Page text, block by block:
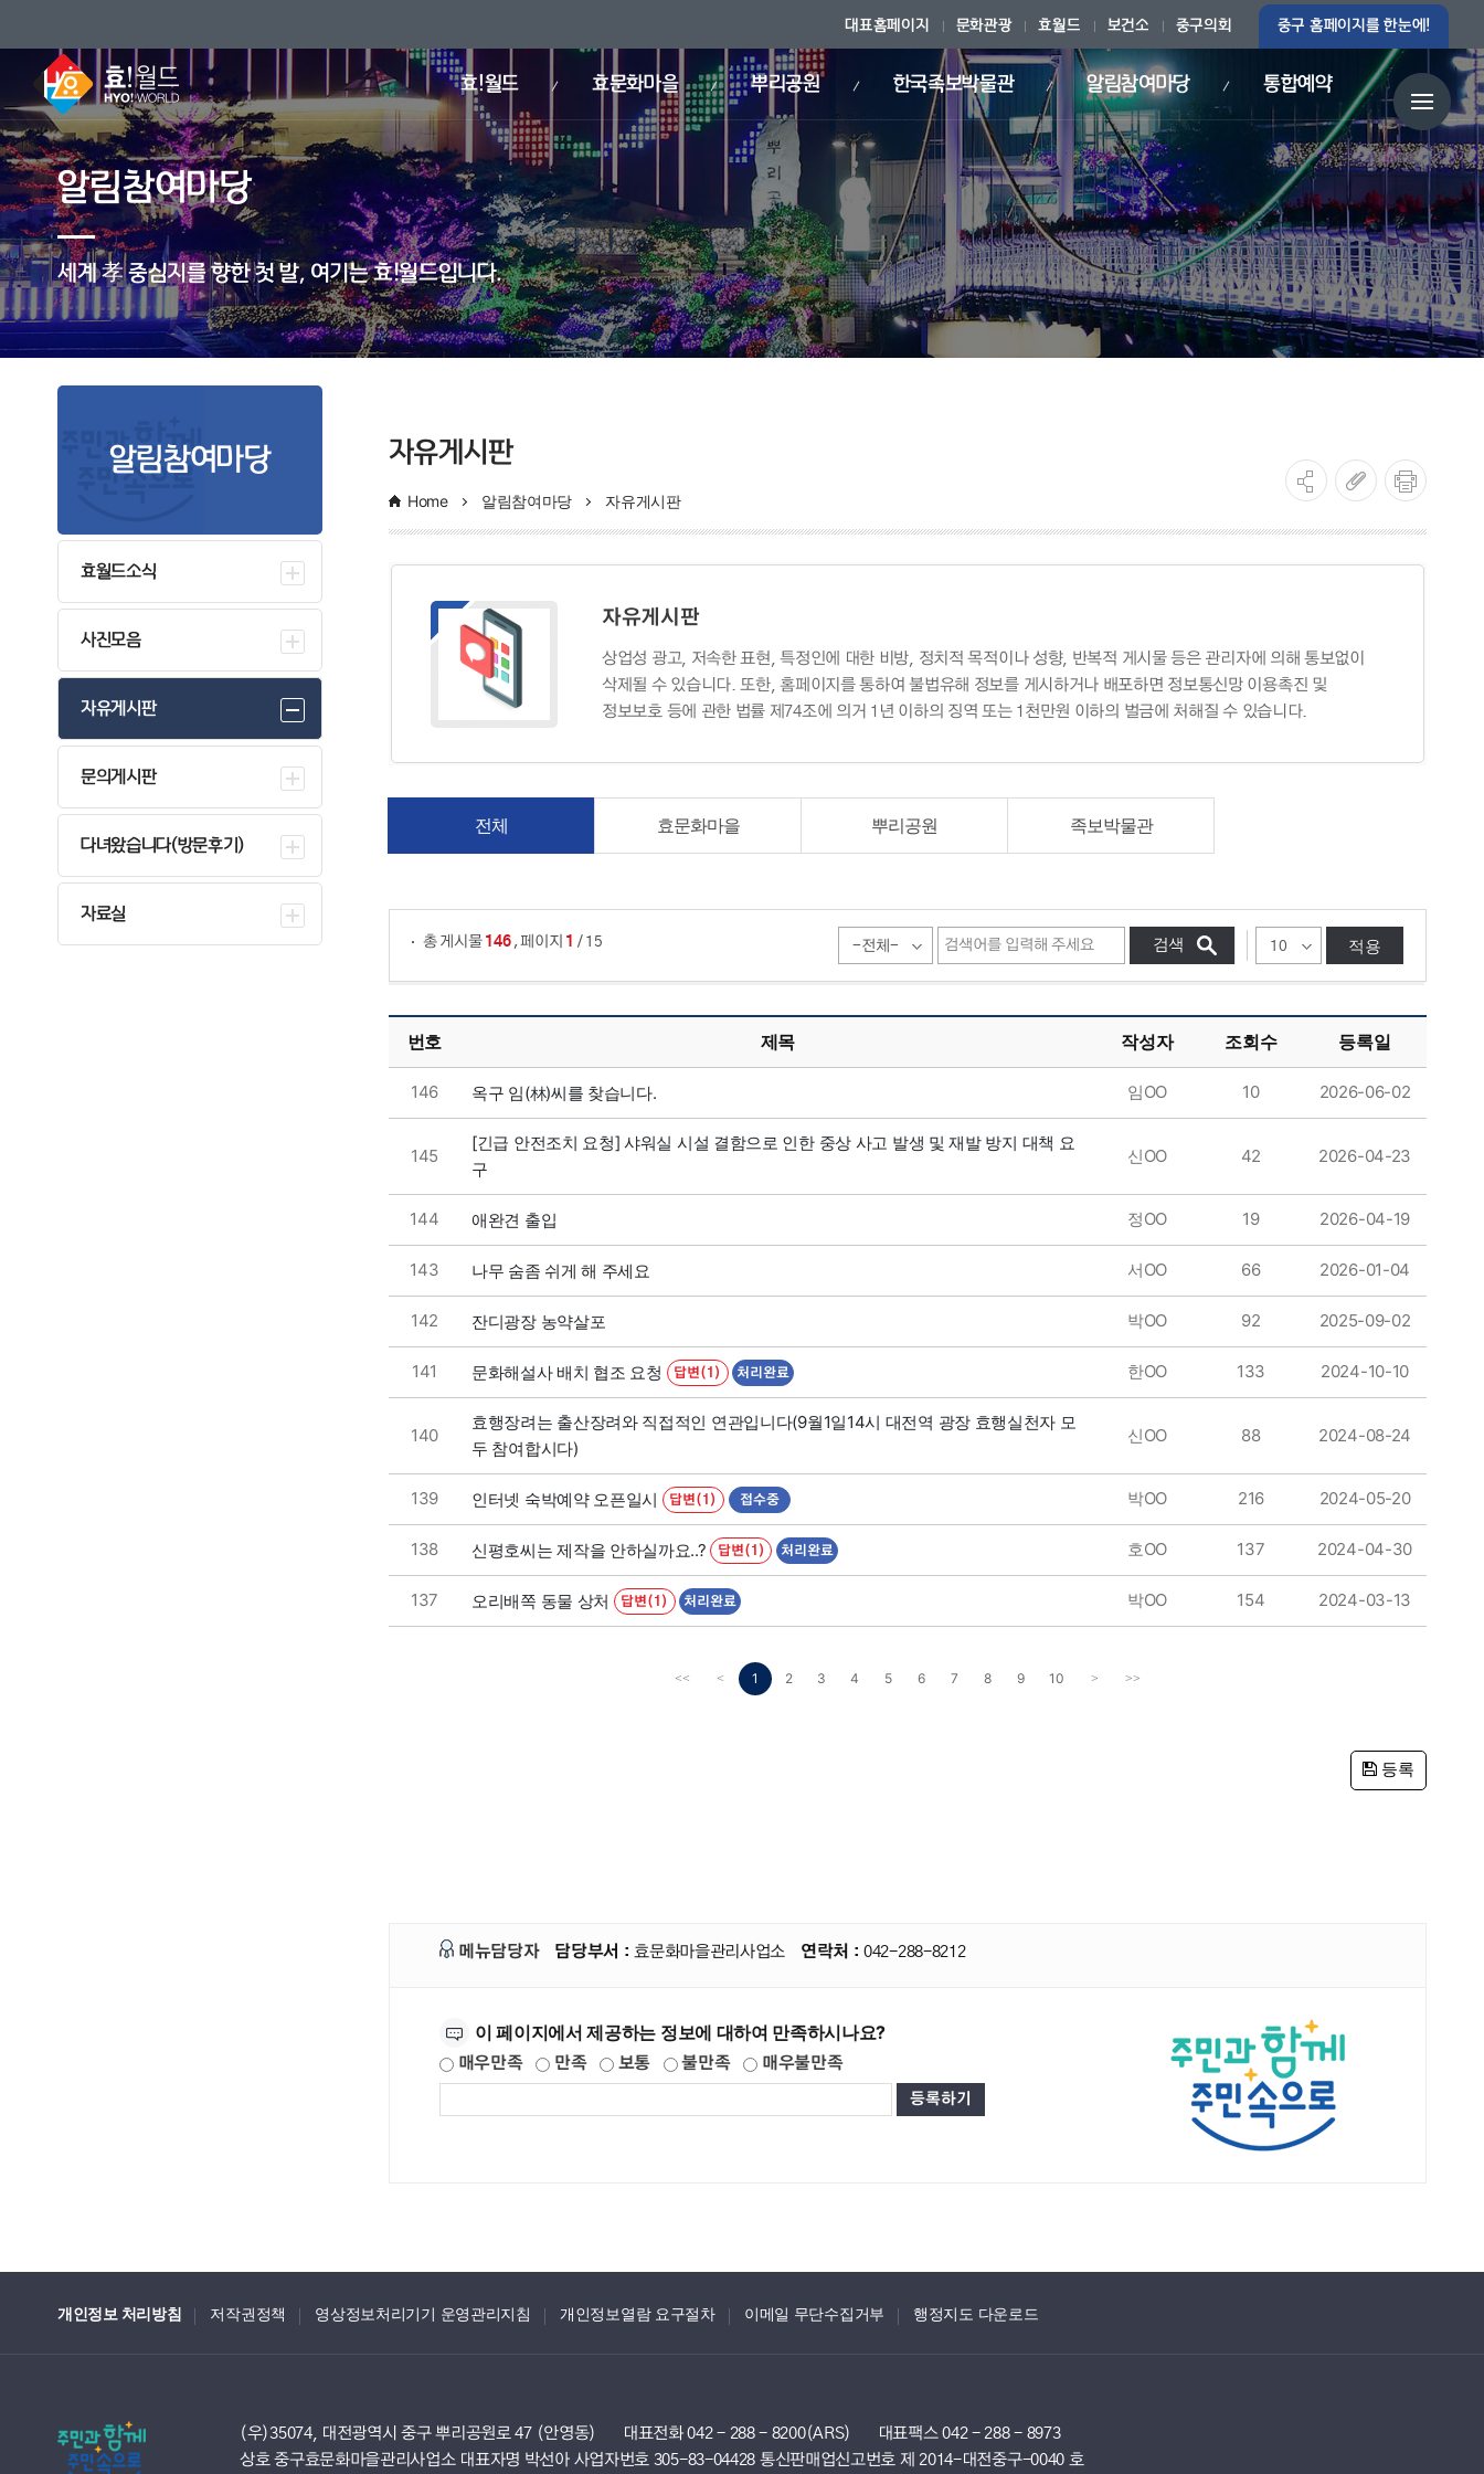
대표홈페이지 문화관광 효월드 보건소 중구의회 중구 홈페이지를 한눈에!
효!월드 효문화마을 뿌리공원 한국족보박물관 알림참여마당 통합예약
알림참여마당
세계 孝 중심지를 향한 첫 발, 여기는 효!월드입니다.
알림참여마당
효월드소식
사진모음
자유게시판
문의게시판
다녀왔습니다(방문후기)
자료실
자유게시판
Home 알림참여마당 자유게시판
자유게시판
상업성 광고, 저속한 표현, 특정인에 대한 비방, 정치적 목적이나 성향, 반복적 게시물 등은 관리자에 의해 통보없이
삭제될 수 있습니다. 또한, 홈페이지를 통하여 불법유해 정보를 게시하거나 배포하면 정보통신망 이용촉진 및
정보보호 등에 관한 법률 제74조에 의거 1년 이하의 징역 또는 1천만원 이하의 벌금에 처해질 수 있습니다.
전체 효문화마을 뿌리공원 족보박물관
총 게시물 146 ,페이지 1 / 15 적용
자유게시판 목록 으로 번호, 제목, 작성자, 조회수, 등록 일로 나열 되고 있습니다.
번호 제목 작성자 조회수 등록일
146 옥구 임(林)씨를 찾습니다. 임OO 10 2026-06-02
145
[긴급 안전조치 요청] 샤워실 시설 결함으로 인한 중상 사고 발생 및 재발 방지 대책 요
구
신OO 42 2026-04-23
144 애완견 출입 정OO 19 2026-04-19
143 나무 숨좀 쉬게 해 주세요 서OO 66 2026-01-04
142 잔디광장 농약살포 박OO 92 2025-09-02
141 문화해설사 배치 협조 요청 답변(1) 처리완료 한OO 133 2024-10-10
140
효행장려는 출산장려와 직접적인 연관입니다(9월1일14시 대전역 광장 효행실천자 모
두 참여합시다)
신OO 88 2024-08-24
139 인터넷 숙박예약 오픈일시 답변(1) 접수중 박OO 216 2024-05-20
138 신평호씨는 제작을 안하실까요..? 답변(1) 처리완료 호OO 137 2024-04-30
137 오리배쪽 동물 상처 답변(1) 처리완료 박OO 154 2024-03-13
<< < 1 2 3 4 5 6 7 8 9 10 > >>
등록
메뉴담당자 담당부서 :효문화마을관리사업소 연락처 :042-288-8212
이 페이지에서 제공하는 정보에 대하여 만족하시나요?
매우만족 만족 보통 불만족 매우불만족
개인정보 처리방침 저작권정책 영상정보처리기기 운영관리지침 개인정보열람 요구절차 이메일 무단수집거부 행정지도 다운로드
(우)35074, 대전광역시 중구 뿌리공원로 47 (안영동) 대표전화 042 - 288 - 8200(ARS)
대표팩스 042 - 288 - 8973
상호 중구효문화마을관리사업소 대표자명 박선아 사업자번호 305-83-04428 ​통신판매업신고번호 제 2014-대전중구-0040 호